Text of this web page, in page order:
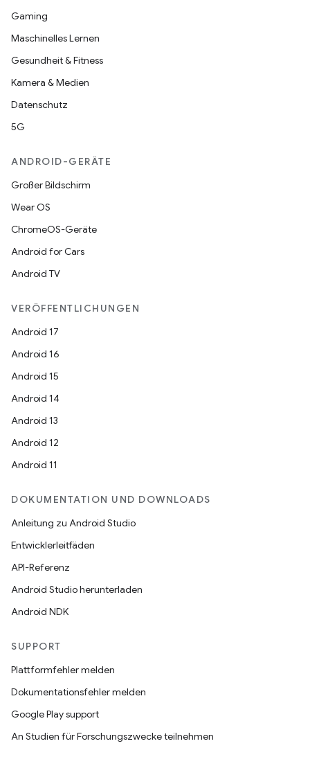
Gaming
Maschinelles Lernen
Gesundheit & Fitness
Kamera & Medien
Datenschutz
5G
ANDROID-GERÄTE
Großer Bildschirm
Wear OS
ChromeOS-Geräte
Android for Cars
Android TV
VERÖFFENTLICHUNGEN
Android 17
Android 16
Android 15
Android 14
Android 13
Android 12
Android 11
DOKUMENTATION UND DOWNLOADS
Anleitung zu Android Studio
Entwicklerleitfäden
API-Referenz
Android Studio herunterladen
Android NDK
SUPPORT
Plattformfehler melden
Dokumentationsfehler melden
Google Play support
An Studien für Forschungszwecke teilnehmen